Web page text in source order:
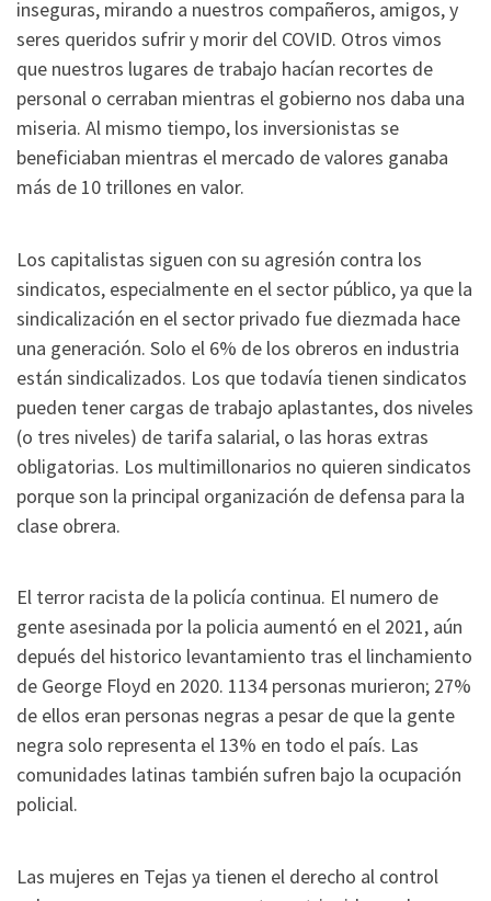
inseguras, mirando a nuestros compañeros, amigos, y
seres queridos sufrir y morir del COVID. Otros vimos
que nuestros lugares de trabajo hacían recortes de
personal o cerraban mientras el gobierno nos daba una
miseria. Al mismo tiempo, los inversionistas se
beneficiaban mientras el mercado de valores ganaba
más de 10 trillones en valor.
Los capitalistas siguen con su agresión contra los
sindicatos, especialmente en el sector público, ya que la
sindicalización en el sector privado fue diezmada hace
una generación. Solo el 6% de los obreros en industria
están sindicalizados. Los que todavía tienen sindicatos
pueden tener cargas de trabajo aplastantes, dos niveles
(o tres niveles) de tarifa salarial, o las horas extras
obligatorias. Los multimillonarios no quieren sindicatos
porque son la principal organización de defensa para la
clase obrera.
El terror racista de la policía continua. El numero de
gente asesinada por la policia aumentó en el 2021, aún
depués del historico levantamiento tras el linchamiento
de George Floyd en 2020. 1134 personas murieron; 27%
de ellos eran personas negras a pesar de que la gente
negra solo representa el 13% en todo el país. Las
comunidades latinas también sufren bajo la ocupación
policial.
Las mujeres en Tejas ya tienen el derecho al control